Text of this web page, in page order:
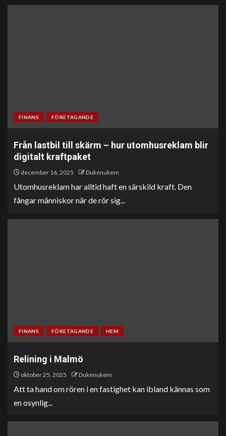
FINANS FÖRETAGANDE
Från lastbil till skärm – hur utomhusreklam blir
digitalt kraftpaket
december 16, 2025 Dukenukem
Utomhusreklam har alltid haft en särskild kraft. Den
fångar människor när de rör sig...
FINANS FÖRETAGANDE HEM
Relining i Malmö
oktober 25, 2025 Dukenukem
Att ta hand om rören i en fastighet kan ibland kännas som
en osynlig...